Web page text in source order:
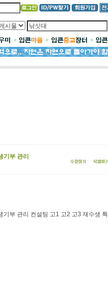
기부 관리
부 관리 컨설팅 고1 고2 고3 재수생 특